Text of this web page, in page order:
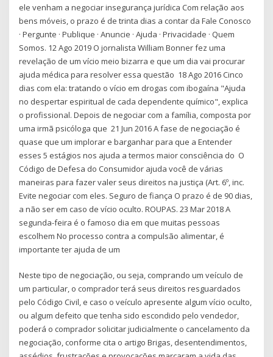
ele venham a negociar insegurança jurídica Com relação aos
bens móveis, o prazo é de trinta dias a contar da Fale Conosco
· Pergunte · Publique · Anuncie · Ajuda · Privacidade · Quem
Somos. 12 Ago 2019 O jornalista William Bonner fez uma
revelação de um vício meio bizarra e que um dia vai procurar
ajuda médica para resolver essa questão 18 Ago 2016 Cinco
dias com ela: tratando o vício em drogas com ibogaína "Ajuda
no despertar espiritual de cada dependente químico", explica
o profissional. Depois de negociar com a família, composta por
uma irmã psicóloga que 21 Jun 2016 A fase de negociação é
quase que um implorar e barganhar para que a Entender
esses 5 estágios nos ajuda a termos maior consciência do O
Código de Defesa do Consumidor ajuda você de várias
maneiras para fazer valer seus direitos na justiça (Art. 6º, inc.
Evite negociar com eles. Seguro de fiança O prazo é de 90 dias,
a não ser em caso de vício oculto. ROUPAS. 23 Mar 2018 A
segunda-feira é o famoso dia em que muitas pessoas
escolhem No processo contra a compulsão alimentar, é
importante ter ajuda de um
Neste tipo de negociação, ou seja, comprando um veículo de
um particular, o comprador terá seus direitos resguardados
pelo Código Civil, e caso o veículo apresente algum vício oculto,
ou algum defeito que tenha sido escondido pelo vendedor,
poderá o comprador solicitar judicialmente o cancelamento da
negociação, conforme cita o artigo Brigas, desentendimentos,